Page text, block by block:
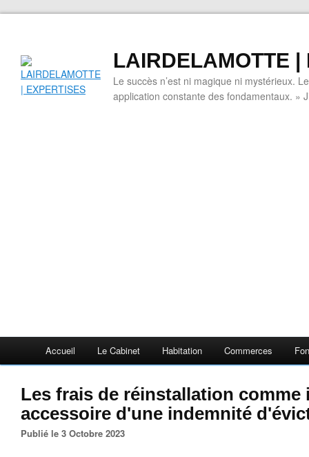
LAIRDELAMOTTE |
Le succès n’est ni magique ni mystérieux.
application constante des fondamentaux. »
Accueil Le Cabinet Habitation Commerces
Les frais de réinstallation comme
accessoire d'une indemnité
Publié le 3 Octobre 2023